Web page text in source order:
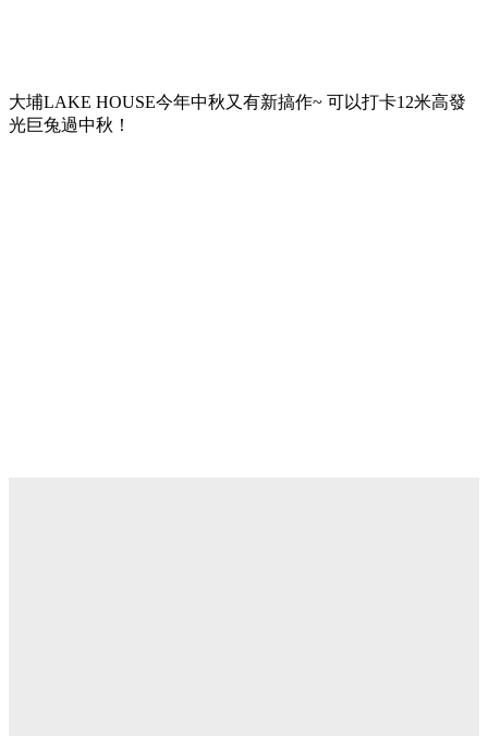
大埔LAKE HOUSE今年中秋又有新搞作~ 可以打卡12米高發
光巨兔過中秋！